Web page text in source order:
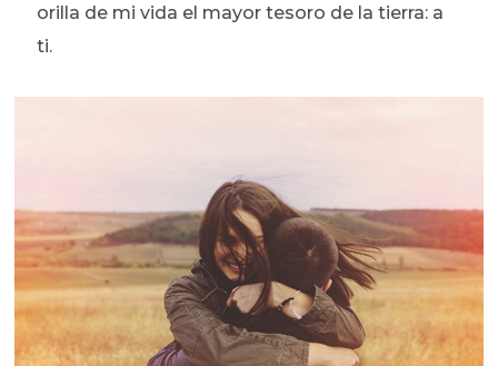
orilla de mi vida el mayor tesoro de la tierra: a
ti.